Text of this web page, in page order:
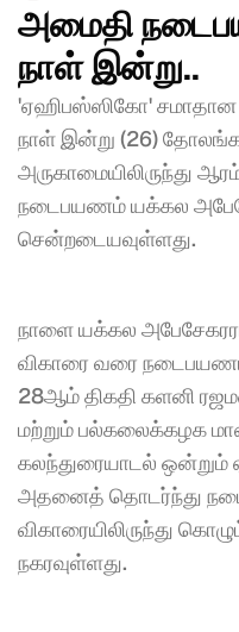
அமைதி
நாள் இன்று..
'ஏஹிபஸ்ஸிகோ'
நாள் இன்று (26)
அருகாமையிலிருந்து
நடைபயணம் யக்கல
சென்றடையவுள்ளது.
நாளை யக்கல
விகாரை வரை
28ஆம் திகதி களனி
மற்றும் பல்கலைக்கழக
கலந்துரையாடல் ஒன்றும்
அதனைத் தொடர்ந்து
விகாரையிலிருந்து
நகரவுள்ளது.